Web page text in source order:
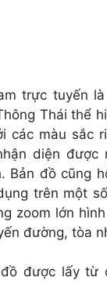
trực tuyến
Thái thể
các màu sắc
diện được
Bản đồ cũng
trên một
zoom lớn
đường, tòa
được lấy từ